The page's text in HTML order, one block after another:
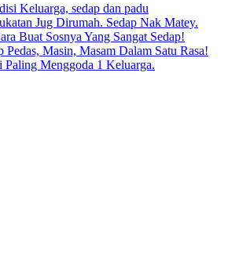
Keluarga, sedap dan padu
Jug Dirumah. Sedap Nak Matey.
Buat Sosnya Yang Sangat Sedap!
Masin, Masam Dalam Satu Rasa!
Menggoda 1 Keluarga.